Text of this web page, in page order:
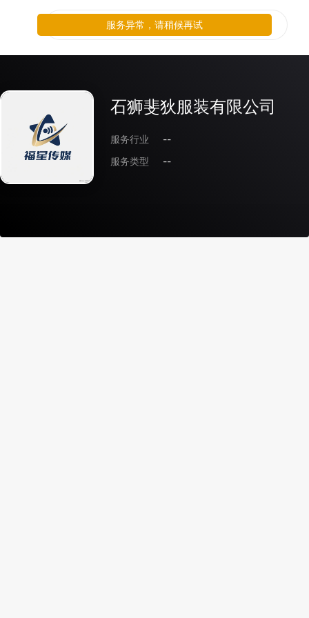
石狮斐狄服装有限公司
服务行业
--
服务类型
--
服务异常，请稍候再试